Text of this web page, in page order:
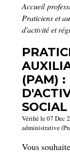
Accueil
Praticiens et
d'activité et
(PAM) :
SOCIAL
Vérifié le 07 Dec
administrative
Vous